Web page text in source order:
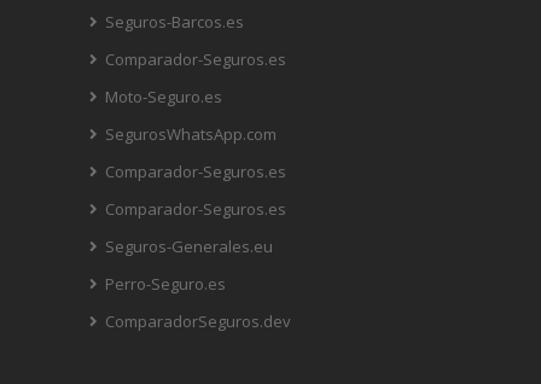
Seguros-Barcos.es
Comparador-Seguros.es
Moto-Seguro.es
SegurosWhatsApp.com
Comparador-Seguros.es
Comparador-Seguros.es
Seguros-Generales.eu
Perro-Seguro.es
ComparadorSeguros.dev